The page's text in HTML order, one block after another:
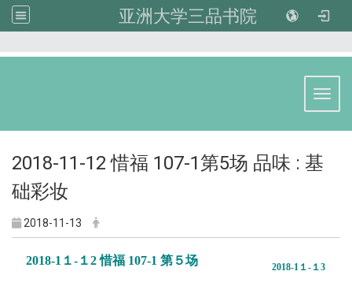
亚洲大学三品书院
2018-11-12 惜福 107-1第5场 品味 : 基
础彩妆
2018-11-13
2018-1１-１2 惜福 107-1 第５场 2018-1１-１3